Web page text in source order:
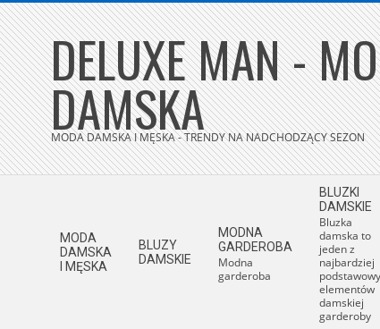
Skip
to
content DELUXE MAN -
DAMSKA
MODA DAMSKA I MĘSKA - TRENDY NA NADCHODZĄCY SEZON
MODA
DAMSKA
I MĘSKA
BLUZY
DAMSKIE
MODNA
GARDEROBA
Modna
garderoba
BLUZKI
DAMSKIE
Bluzka
damska to
jeden z
najbardziej
elementów
damskiej
garderoby